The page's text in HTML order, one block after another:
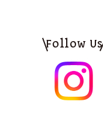
Follow Us